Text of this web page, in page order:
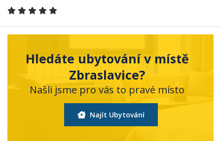
Hledáte ubytování v místě
Zbraslavice?
Našli jsme pro vás to pravé místo
Najít Ubytování